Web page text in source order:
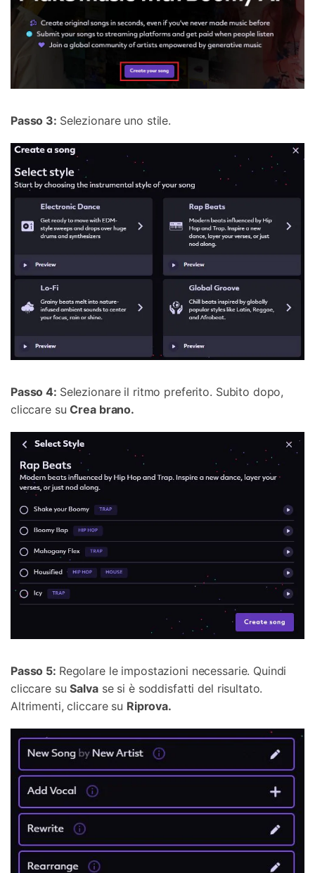
Passo 3: Selezionare uno stile.
Passo 4: Selezionare il ritmo preferito. Subito dopo,
cliccare suCrea brano.
Passo 5: Regolare le impostazioni necessarie. Quindi
cliccare suSalvase si è soddisfatti del risultato.
Altrimenti, cliccare su Riprova.